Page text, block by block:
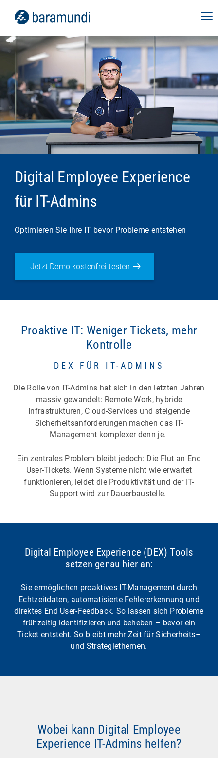
Digital Employee Experience
für IT-Admins
Optimieren Sie Ihre IT bevor Probleme entstehen
Jetzt Demo kostenfrei testen
Proaktive IT: Weniger Tickets, mehr
Kontrolle
DEX FÜR IT-ADMINS
Die Rolle von IT-Admins hat sich in den letzten Jahren
massiv gewandelt: Remote Work, hybride
Infrastrukturen, Cloud-Services und steigende
Sicherheitsanforderungen machen das IT-
Management komplexer denn je.
Ein zentrales Problem bleibt jedoch: Die Flut an End
User-Tickets. Wenn Systeme nicht wie erwartet
funktionieren, leidet die Produktivität und der IT-
Support wird zur Dauerbaustelle.
Digital Employee Experience (DEX) Tools
setzen genau hier an:
Sie ermöglichen proaktives IT-Management durch
Echtzeitdaten, automatisierte Fehlererkennung und
direktes End User-Feedback. So lassen sich Probleme
frühzeitig identifizieren und beheben – bevor ein
Ticket entsteht. So bleibt mehr Zeit für Sicherheits–
und Strategiethemen.
Wobei kann Digital Employee
Experience IT-Admins helfen?